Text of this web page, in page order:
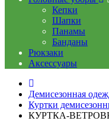
Кепки
Шапки
Панамы
Банданы
Рюкзаки
Аксессуары
Демисезонная
Куртки
КУРТКА-